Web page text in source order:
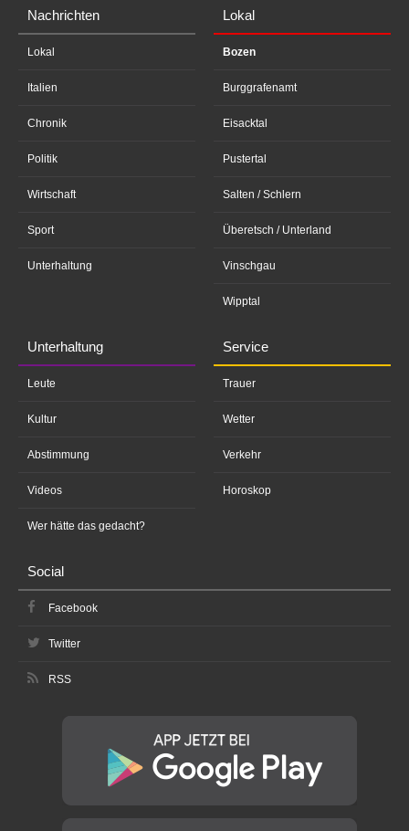
Nachrichten
Lokal
Italien
Chronik
Politik
Wirtschaft
Sport
Unterhaltung
Lokal
Bozen
Burggrafenamt
Eisacktal
Pustertal
Salten / Schlern
Überetsch / Unterland
Vinschgau
Wipptal
Unterhaltung
Leute
Kultur
Abstimmung
Videos
Wer hätte das gedacht?
Service
Trauer
Wetter
Verkehr
Horoskop
Social
Facebook
Twitter
RSS